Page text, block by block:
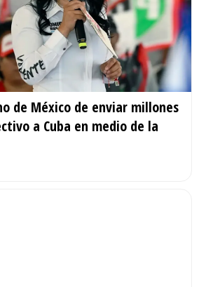
de México de enviar millones
a Cuba en medio de la